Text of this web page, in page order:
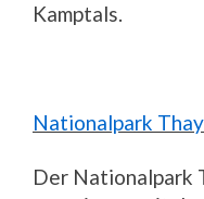
Kamptals.
Nationalpark
Der Nationalpark